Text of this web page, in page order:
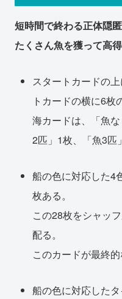
短時間で終わる正体隠
たくさん魚を獲って高得
スタートカードの
トカードの横に6枚
海カードは、「魚
2匹」1枚、「魚3匹
船の色に対応した4
枚ある。
この28枚をシャッ
配る。
このカードが最終的
船の色に対応した